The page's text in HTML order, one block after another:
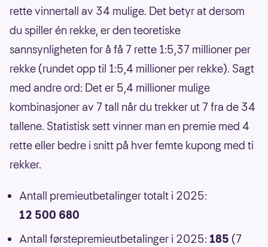
rette vinnertall av 34 mulige. Det betyr at dersom
du spiller én rekke, er den teoretiske
sannsynligheten for å få 7 rette 1:5,37 millioner per
rekke (rundet opp til 1:5,4 millioner per rekke). Sagt
med andre ord: Det er 5,4 millioner mulige
kombinasjoner av 7 tall når du trekker ut 7 fra de 34
tallene. Statistisk sett vinner man en premie med 4
rette eller bedre i snitt på hver femte kupong med ti
rekker.
Antall premieutbetalinger totalt i 2025:
12 500 680
Antall førstepremieutbetalinger i 2025: 185 (7